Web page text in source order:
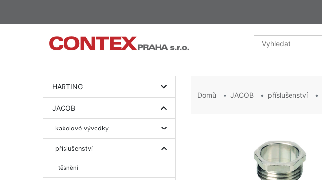
HARTING
JACOB
kabelové vývodky
příslušenství
těsnění
Domů JACOB příslušenství